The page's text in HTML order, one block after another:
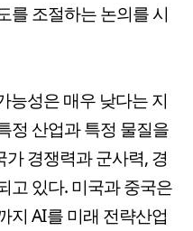
를 조절하는 논의를 시
능성은 매우 낮다는 지
정 산업과 특정 물질을
경쟁력과 군사력, 경
고 있다. 미국과 중국은
지 AI를 미래 전략산업